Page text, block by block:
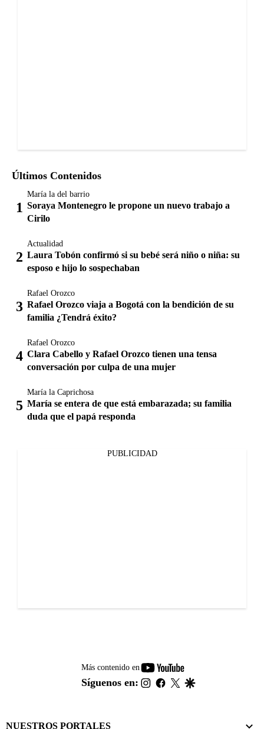
Últimos Contenidos
María la del barrio
Soraya Montenegro le propone un nuevo trabajo a
Cirilo
Actualidad
Laura Tobón confirmó si su bebé será niño o niña: su
esposo e hijo lo sospechaban
Rafael Orozco
Rafael Orozco viaja a Bogotá con la bendición de su
familia ¿Tendrá éxito?
Rafael Orozco
Clara Cabello y Rafael Orozco tienen una tensa
conversación por culpa de una mujer
María la Caprichosa
María se entera de que está embarazada; su familia
duda que el papá responda
PUBLICIDAD
Más contenido en
youtube-
footer
Síguenos en: instagram
facebook
twitter
NUESTROS PORTALES